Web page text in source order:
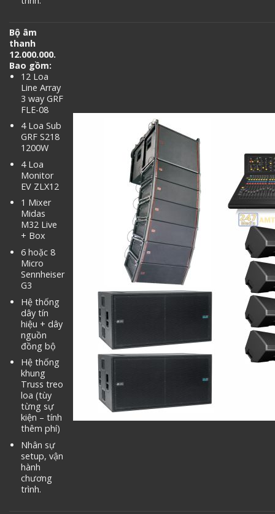
Bộ âm
thanh
12.000.000.
Bao gồm:
12 Loa
Line Array
3 way GRF
FLE-08
4 Loa Sub
GRF S218
1200W
4 Loa
Monitor
EV ZLX12
1 Mixer
Midas
M32 Live
+ Box
6 hoặc 8
Micro
Sennheiser
G3
Hệ thống
dây tín
hiệu + dây
nguồn
đồng bộ
Hệ thống
khung
Truss treo
loa (tùy
từng sự
kiện – tính
thêm phí)
Nhân sự
setup, vận
hành
chương
trình.